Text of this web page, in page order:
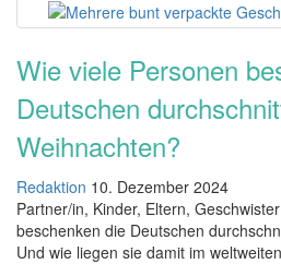
Wie viele Personen
Deutschen
Weihnachten?
Redaktion 10. Dezember 2024
Partner/in, Kinder, Eltern,
beschenken die Deutschen
Und wie liegen sie damit im